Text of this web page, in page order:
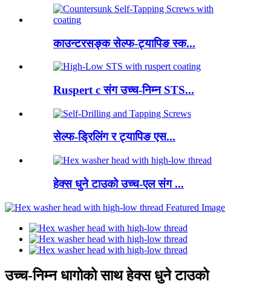
काउन्टरसङ्क सेल्फ-ट्यापिङ स्क...
Ruspert c संग उच्च-निम्न STS...
सेल्फ-ड्रिलिंग र ट्यापिङ एस...
हेक्स धुने टाउको उच्च-एल संग ...
उच्च-निम्न धागोको साथ हेक्स धुने टाउको